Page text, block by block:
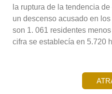
la ruptura de la tendencia
un descenso acusado en
son 1. 061 residentes
cifra se establecía en 5.720